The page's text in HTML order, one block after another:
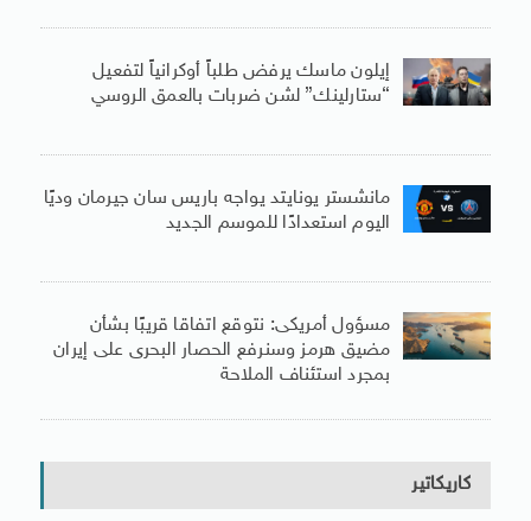
إيلون ماسك يرفض طلباً أوكرانياً لتفعيل
“ستارلينك” لشن ضربات بالعمق الروسي
مانشستر يونايتد يواجه باريس سان جيرمان وديًا
اليوم استعدادًا للموسم الجديد
مسؤول أمريكى: نتوقع اتفاقا قريبًا بشأن
مضيق هرمز وسنرفع الحصار البحرى على إيران
بمجرد استئناف الملاحة
كاريكاتير